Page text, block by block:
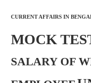
CURRENT AFFAIRS IN
MOCK
SALARY OF